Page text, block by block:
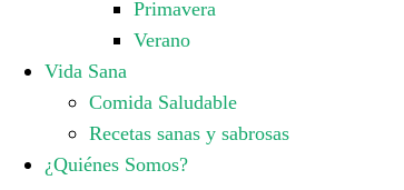
Primavera
Verano
Vida Sana
Comida Saludable
Recetas sanas y sabrosas
¿Quiénes Somos?